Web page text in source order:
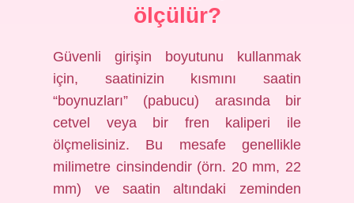
ölçülür?
Güvenli girişin boyutunu kullanmak
için, saatinizin kısmını saatin
“boynuzları” (pabucu) arasında bir
cetvel veya bir fren kaliperi ile
ölçmelisiniz. Bu mesafe genellikle
milimetre cinsindendir (örn. 20 mm, 22
mm) ve saatin altındaki zeminden